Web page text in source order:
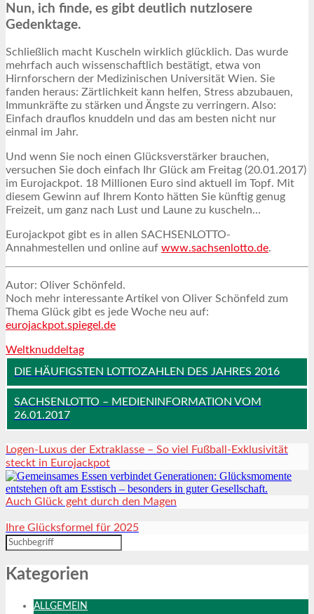
Nun, ich finde, es gibt deutlich nutzlosere
Gedenktage.
Schließlich macht Kuscheln wirklich glücklich. Das wurde
mehrfach auch wissenschaftlich bestätigt, etwa von
Hirnforschern der Medizinischen Universität Wien. Sie
fanden heraus: Zärtlichkeit kann helfen, Stress abzubauen,
Immunkräfte zu stärken und Ängste zu verringern. Also:
Einfach drauflos knuddeln und das am besten nicht nur
einmal im Jahr.
Und wenn Sie noch einen Glücksverstärker brauchen,
versuchen Sie doch einfach Ihr Glück am Freitag (20.01.2017)
im Eurojackpot. 18 Millionen Euro sind aktuell im Topf. Mit
diesem Gewinn auf Ihrem Konto hätten Sie künftig genug
Freizeit, um ganz nach Lust und Laune zu kuscheln…
Eurojackpot gibt es in allen SACHSENLOTTO-
Annahmestellen und online auf www.sachsenlotto.de.
Autor: Oliver Schönfeld.
Noch mehr interessante Artikel von Oliver Schönfeld zum
Thema Glück gibt es jede Woche neu auf:
eurojackpot.spiegel.de
Weltknuddeltag
DIE HÄUFIGSTEN LOTTOZAHLEN DES JAHRES 2016
SACHSENLOTTO – MEDIENINFORMATION VOM
26.01.2017
Logen-Luxus der Extraklasse – So viel Fußball-Exklusivität
steckt in Eurojackpot
Auch Glück geht durch den Magen
Ihre Glücksformel für 2025
Kategorien
ALLGEMEIN